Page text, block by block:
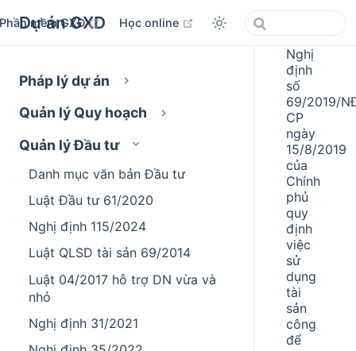
Dự án GXD
Phần mềm GXD open in new window
Học online open in new window
Pháp lý dự án
Quản lý Quy hoạch
Quản lý Đầu tư
Danh mục văn bản Đầu tư
Luật Đầu tư 61/2020
Nghị định 115/2024
Luật QLSD tài sản 69/2014
Luật 04/2017 hỗ trợ DN vừa và
nhỏ
Nghị định 31/2021
Nghị
định
số
69/2019/
CP
ngày
15/8/2019
của
Chính
phủ
quy
định
việc
sử
dụng
tài
sản
công
để